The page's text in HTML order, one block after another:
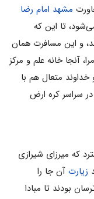
مشهد امام رضا
تا این که
و این مسافرت همان
آنجا خانه علم و مرکز
متعال هم با
در سراسر کره ارض
که میرزای شیرازی
زیارت آن جا را
بودند تا مبادا